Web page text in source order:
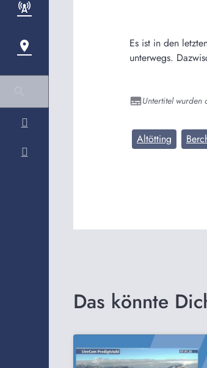
Es ist in den
unterwegs.
Untertitel wurden
Altötting
Das könnte